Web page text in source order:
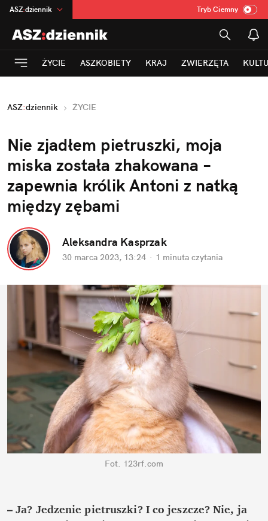
ASZ:dziennik
na:Temat
INN:Poland
mama
Rozrywka
Tryb Ciemny
ŻYCIE ASZKOBIETY KRAJ ZWIERZĘTA
ASZ:dziennik ŻYCIE
Nie zjadłem pietruszki, moja
miska została zhakowana –
zapewnia królik Antoni z natką
między zębami
Aleksandra Kasprzak
30 marca 2023, 13:24 · 1 minuta czytania
Fot. 123rf.com
– Ja? Jedzenie pietruszki? I co jeszcze? Nie, ja